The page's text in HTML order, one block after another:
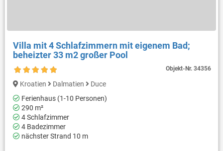
Villa mit 4 Schlafzimmern mit eigenem Bad;
beheizter 33 m2 großer Pool
Objekt-Nr.34356
Kroatien Dalmatien
Duce
Ferienhaus (1-10 Personen)
290 m²
4 Schlafzimmer
4 Badezimmer
nächster Strand 10 m